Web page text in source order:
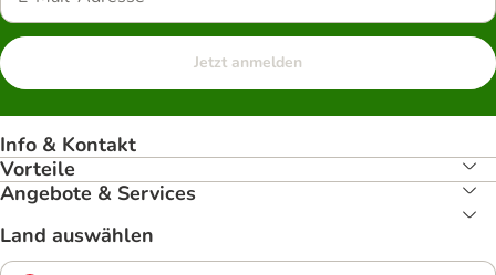
Jetzt anmelden
Info & Kontakt
Vorteile
Angebote & Services
Land auswählen